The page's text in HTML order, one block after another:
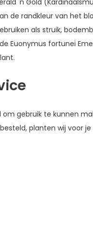
'n Gold
de randkleur van het
als struik,
Euonymus fortunei
om gebruik te kunnen
planten wij voor je